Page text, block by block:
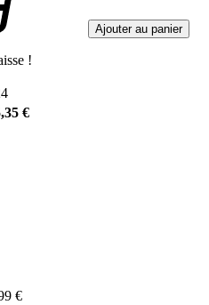
Ajouter au panier
!
€
€